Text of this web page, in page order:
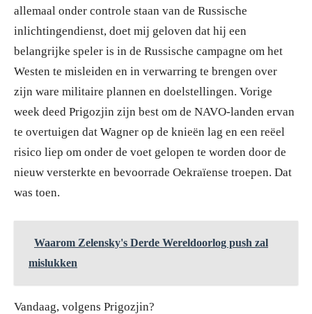
allemaal onder controle staan van de Russische
inlichtingendienst, doet mij geloven dat hij een
belangrijke speler is in de Russische campagne om het
Westen te misleiden en in verwarring te brengen over
zijn ware militaire plannen en doelstellingen. Vorige
week deed Prigozjin zijn best om de NAVO-landen ervan
te overtuigen dat Wagner op de knieën lag en een reëel
risico liep om onder de voet gelopen te worden door de
nieuw versterkte en bevoorrade Oekraïense troepen. Dat
was toen.
Waarom Zelensky's Derde Wereldoorlog push zal
mislukken
Vandaag, volgens Prigozjin?